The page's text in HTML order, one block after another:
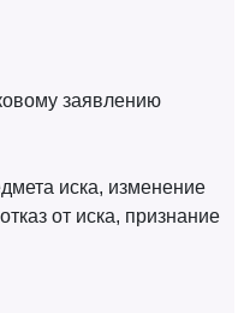
заявлению
иска, изменение
от иска, признание